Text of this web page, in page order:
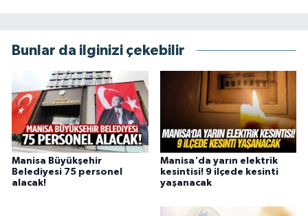
Bunlar da ilginizi çekebilir
Manisa Büyükşehir
Belediyesi 75 personel
alacak!
Manisa'da yarın elektrik
kesintisi! 9 ilçede kesinti
yaşanacak